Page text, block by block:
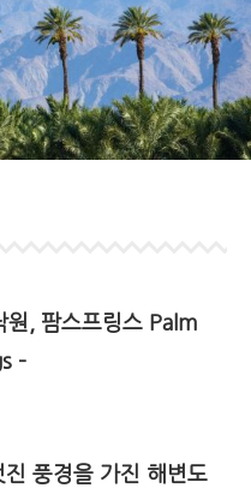
원, 팜스프링스 Palm
–
풍경을 가진 해변도